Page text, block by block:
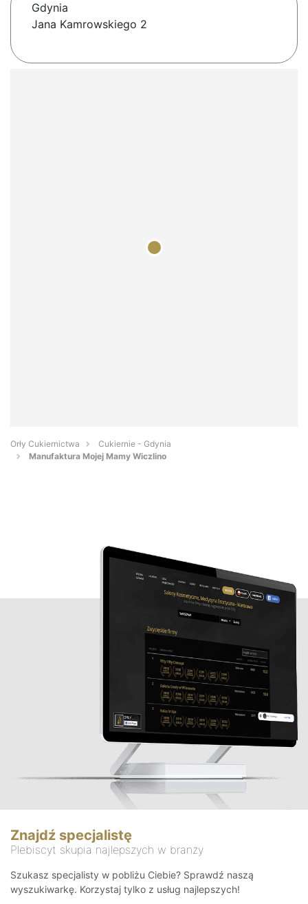
Gdynia
Jana Kamrowskiego 2
Orły Cukiernictwa
Cukiernie - Gdynia
Manufaktura Mojej Mamy Wiczlino
Znajdź specjalistę
Plebiscyt skupia najlepszych w branży
Szukasz specjalisty w pobliżu Ciebie? Sprawdź naszą
wyszukiwarkę. Korzystaj tylko z usług najlepszych!